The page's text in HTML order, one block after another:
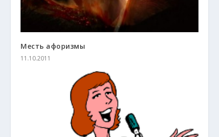
Месть афоризмы
11.10.2011